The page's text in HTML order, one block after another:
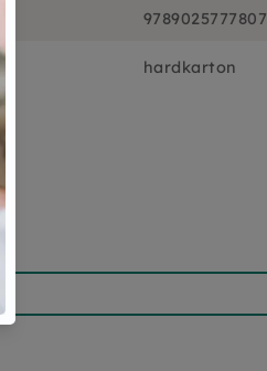
9789025777807
hardkarton